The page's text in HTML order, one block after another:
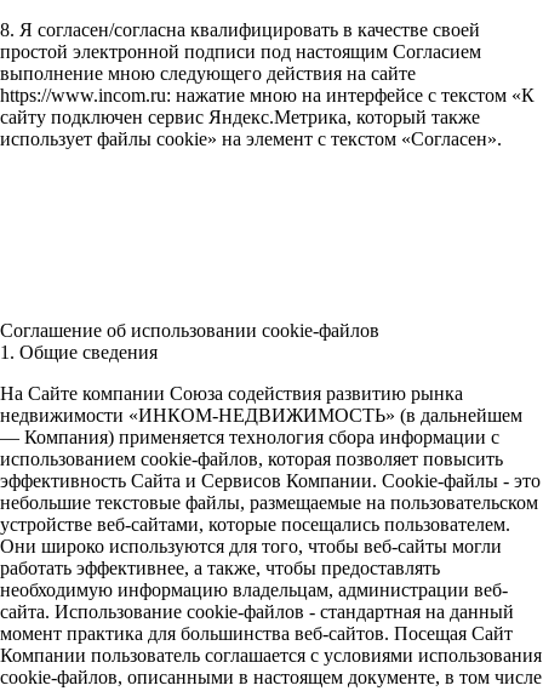
8. Я согласен/согласна квалифицировать в качестве своей
простой электронной подписи под настоящим Согласием
выполнение мною следующего действия на сайте
https://www.incom.ru: нажатие мною на интерфейсе с текстом «К
сайту подключен сервис Яндекс.Метрика, который также
использует файлы cookie» на элемент с текстом «Согласен».
Соглашение об использовании cookie-файлов
1. Общие сведения
На Сайте компании Союза содействия развитию рынка
недвижимости «ИНКОМ-НЕДВИЖИМОСТЬ» (в дальнейшем
— Компания) применяется технология сбора информации с
использованием cookie-файлов, которая позволяет повысить
эффективность Сайта и Сервисов Компании. Сookie-файлы - это
небольшие текстовые файлы, размещаемые на пользовательском
устройстве веб-сайтами, которые посещались пользователем.
Они широко используются для того, чтобы веб-сайты могли
работать эффективнее, а также, чтобы предоставлять
необходимую информацию владельцам, администрации веб-
сайта. Использование cookie-файлов - стандартная на данный
момент практика для большинства веб-сайтов. Посещая Сайт
Компании пользователь соглашается с условиями использования
cookie-файлов, описанными в настоящем документе, в том числе